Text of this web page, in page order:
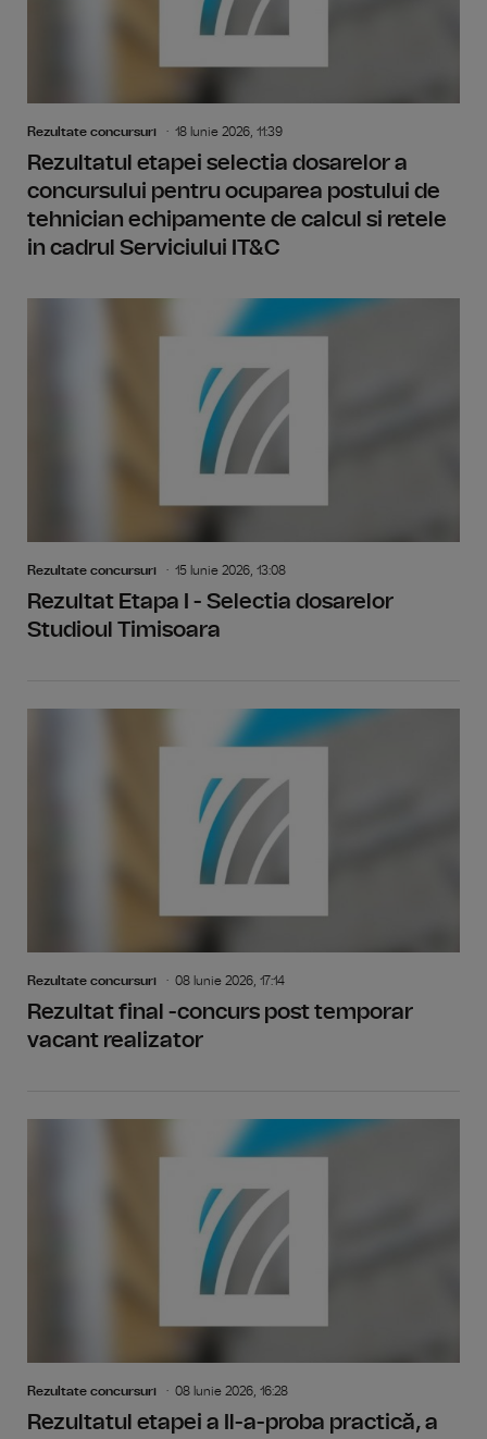
Rezultate concursuri 18 Iunie 2026, 11:39
Rezultatul etapei selectia dosarelor a
concursului pentru ocuparea postului de
tehnician echipamente de calcul si retele
in cadrul Serviciului IT&C
Rezultate concursuri 15 Iunie 2026, 13:08
Rezultat Etapa I - Selectia dosarelor
Studioul Timisoara
Rezultate concursuri 08 Iunie 2026, 17:14
Rezultat final -concurs post temporar
vacant realizator
Rezultate concursuri 08 Iunie 2026, 16:28
Rezultatul etapei a Il-a-proba practică, a